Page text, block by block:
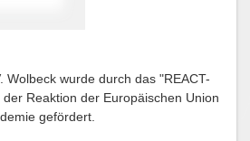
Wolbeck wurde durch das "REACT-
Reaktion der Europäischen Union
gefördert.